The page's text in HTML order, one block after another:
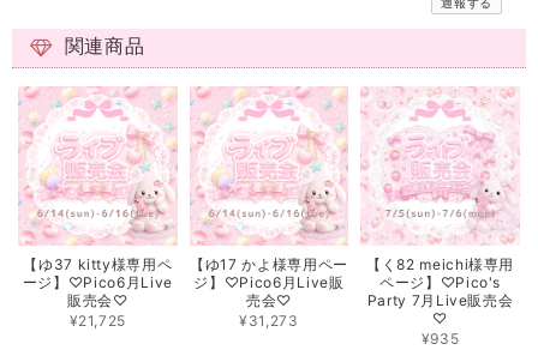
関連商品
【ゆ37 kitty様専用ペ
ージ】♡Pico6月Live
販売会♡
¥21,725
【ゆ17 かよ様専用ペー
ジ】♡Pico6月Live販
売会♡
¥31,273
【く82 meichi様専用
ページ】♡Pico's
Party 7月Live販売会
♡
¥935